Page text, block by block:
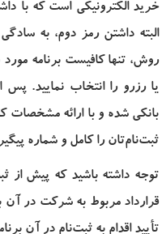
خرید الکترونیکی است که با
البته داشتن رمز دوم، به
روش، تنها کافیست برنامه
یا رزرو را انتخاب نمایید.
بانکی شده و با ارائه مشخصات
ثبت‌نام‌تان را کامل و شماره
توجه داشته باشید که پیش از
قرارداد مربوط به شرکت در آن
تأیید اقدام به ثبت‌نام در آن